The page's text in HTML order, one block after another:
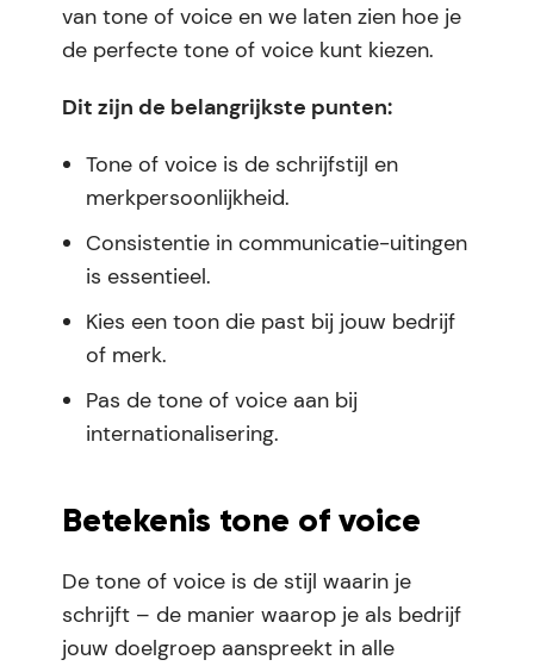
van tone of voice en we laten zien hoe je
de perfecte tone of voice kunt kiezen.
Dit zijn de belangrijkste punten:
Tone of voice is de schrijfstijl en
merkpersoonlijkheid.
Consistentie in communicatie-uitingen
is essentieel.
Kies een toon die past bij jouw bedrijf
of merk.
Pas de tone of voice aan bij
internationalisering.
Betekenis tone of voice
De tone of voice is de stijl waarin je
schrijft – de manier waarop je als bedrijf
jouw doelgroep aanspreekt in alle